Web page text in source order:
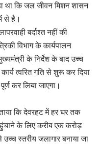
था कि जल जीवन मिशन शासन
से है।
बर्दाश्त नहीं की
विभाग के कार्यपालन
के निर्देश के बाद उच्च
कार्य त्वरित गति से शुरू कर दिया
कर लिया जाएगा।
कि देवरहट में हर घर तक
के लिए करीब एक करोड़
स्तरीय जलागार बनाया जा